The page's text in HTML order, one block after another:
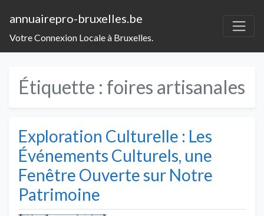
annuairepro-bruxelles.be
Votre Connexion Locale à Bruxelles.
Étiquette : foires artisanales
Exploration Culturelle : Les
Événements Culturels, une
Fenêtre Ouverte sur Notre
Patrimoine